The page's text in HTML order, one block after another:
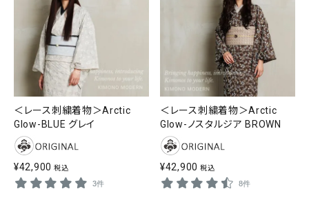
＜レース刺繍着物＞Arctic
Glow-BLUE グレイ
¥42,900 税込
3件
＜レース刺繍着物＞Arctic
Glow-ノスタルジア BROWN
¥42,900 税込
8件